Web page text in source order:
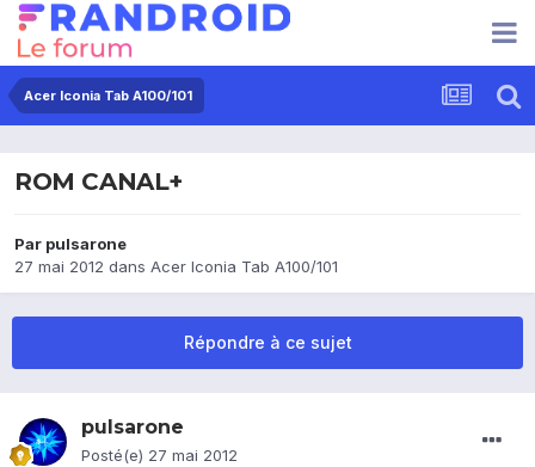
Acer Iconia Tab A100/101
ROM CANAL+
Par pulsarone
27 mai 2012 dans Acer Iconia Tab A100/101
Répondre à ce sujet
pulsarone
Posté(e) 27 mai 2012